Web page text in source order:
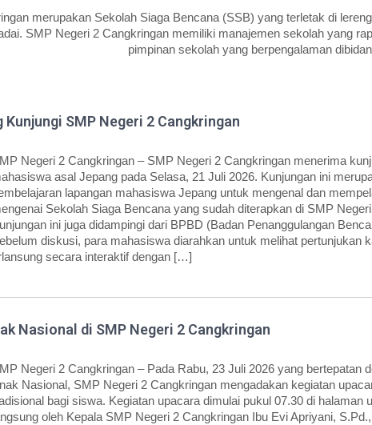
merupakan Sekolah Siaga Bencana (SSB) yang terletak di
SMP Negeri 2 Cangkringan memiliki manajemen sekolah yang
pimpinan sekolah yang berpengalaman
SMP Negeri 2 Cangkringan
Negeri 2 Cangkringan – SMP Negeri 2 Cangkringan menerima
asal Jepang pada Selasa, 21 Juli 2026. Kunjungan ini
lapangan mahasiswa Jepang untuk mengenal dan
Sekolah Siaga Bencana yang sudah diterapkan di SMP
ini juga didampingi dari BPBD (Badan Penanggulangan
diskusi, para mahasiswa diarahkan untuk melihat pertunjukan
secara interaktif dengan […]
Nasional di SMP Negeri 2 Cangkringan
Negeri 2 Cangkringan – Pada Rabu, 23 Juli 2026 yang bertepatan
Nasional, SMP Negeri 2 Cangkringan mengadakan kegiatan
bagi siswa. Kegiatan upacara dimulai pukul 07.30 di halaman
oleh Kepala SMP Negeri 2 Cangkringan Ibu Evi Apriyani,